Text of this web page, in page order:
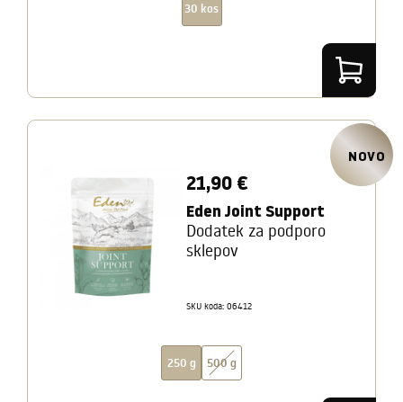
30 kos
21,90 €
NOVO
Eden Joint Support
Dodatek za podporo
sklepov
SKU koda: 06412
250 g 500 g